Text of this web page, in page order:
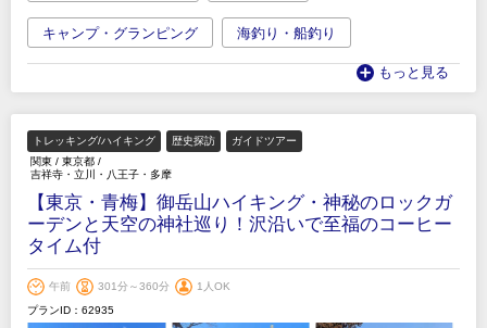
キャンプ・グランピング 海釣り・船釣り
もっと見る
トレッキング/ハイキング 歴史探訪
ガイドツアー
関東 / 東京都 /
吉祥寺・立川・八王子・多摩
【東京・青梅】御岳山ハイキング・神秘のロックガ
ーデンと天空の神社巡り！沢沿いで至福のコーヒー
タイム付
午前 301分～360分
1人OK
プランID：62935